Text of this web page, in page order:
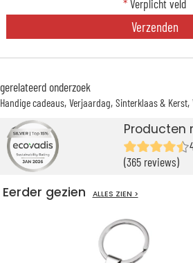
*Verplicht veld
Verzenden
gerelateerd onderzoek
Handige cadeaus Verjaardag Sinterklaas & Kerst
Producten
(365 reviews)
Eerder gezien ALLES ZIEN >